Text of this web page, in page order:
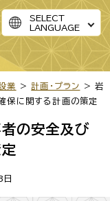
SELECT
LANGUAGE
業 >計画・プラン
> 岩
保に関する計画の策定
の安全及び
日